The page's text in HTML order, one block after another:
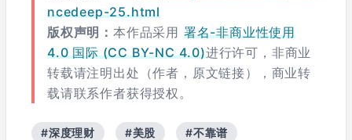
ncedeep-25.html
版权声明： 本作品采用 署名-非商业性使用
4.0 国际 (CC BY-NC 4.0)进行许可，非商业
转载请注明出处（作者，原文链接），商业转
载请联系作者获得授权。
#深度理财 #美股
#不靠谱